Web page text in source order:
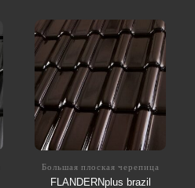
Большая плоская черепица
FLANDERNplus brazil